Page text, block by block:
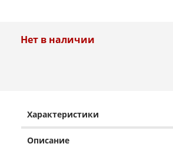
Нет в наличии
Характеристики
Описание